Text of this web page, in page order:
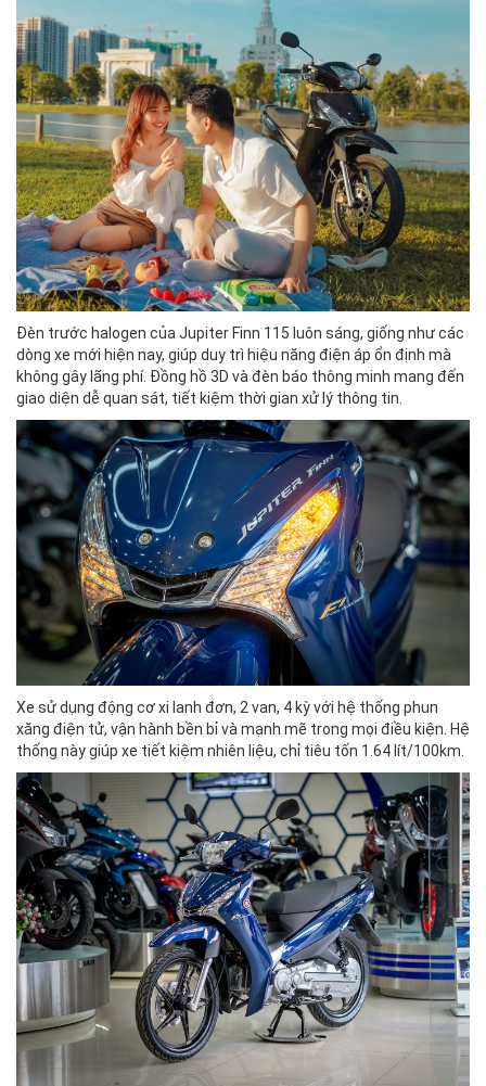
Đèn trước halogen của Jupiter Finn 115 luôn sáng, giống như các
dòng xe mới hiện nay, giúp duy trì hiệu năng điện áp ổn định mà
không gây lãng phí. Đồng hồ 3D và đèn báo thông minh mang đến
giao diện dễ quan sát, tiết kiệm thời gian xử lý thông tin.
Xe sử dụng động cơ xi lanh đơn, 2 van, 4 kỳ với hệ thống phun
xăng điện tử, vận hành bền bỉ và mạnh mẽ trong mọi điều kiện. Hệ
thống này giúp xe tiết kiệm nhiên liệu, chỉ tiêu tốn 1.64 lít/100km.